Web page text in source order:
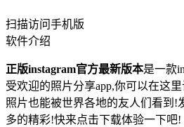
扫描访问手机版
软件介绍
正版instagram官方最新版本是一款
受欢迎的照片分享app,你可以在这
照片也能被世界各地的友人们看到!
多的精彩!快来点击下载体验一下吧!